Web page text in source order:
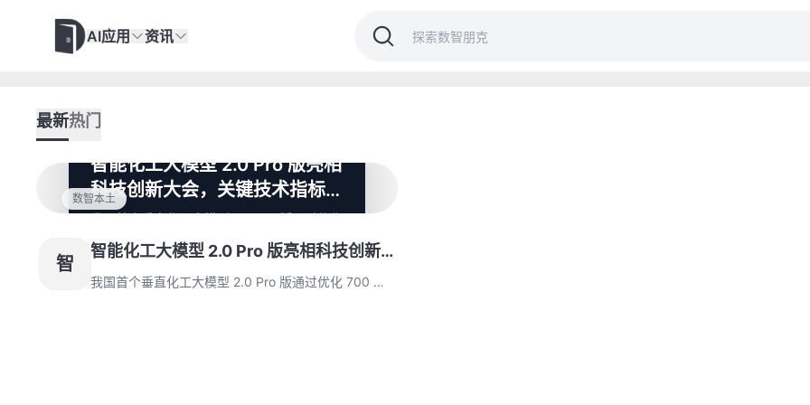
AI应用 资讯
最新热门
数智本土
智能化工大模型 2.0 Pro 版亮相
科技创新大会，关键技术指标实
现精准跃升
我国首个垂直化工大模型 2.0 Pro 版通过优化
精准跃升。该系统已在 40 余家行业头部机构
部署应用，基于全产业链数据构建的化工知识
中枢将为 3.0 版本提供底层支撑。
智
智能化工大模型 2.0 Pro 版亮相科技创新
大会，关键技术指标实现精准跃升
我国首个垂直化工大模型 2.0 Pro 版通过优化 700 亿